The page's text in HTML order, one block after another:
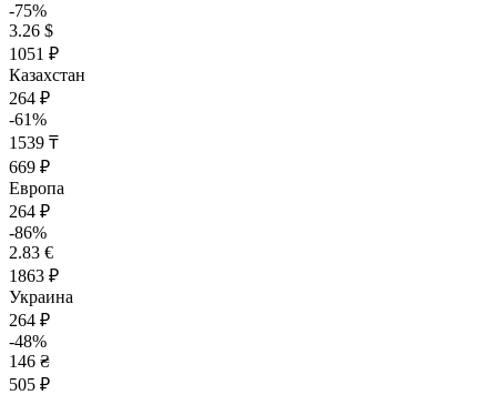
-75%
3.26 $
1051 ₽
Казахстан
264 ₽
-61%
1539 ₸
669 ₽
Европа
264 ₽
-86%
2.83 €
1863 ₽
Украина
264 ₽
-48%
146 ₴
505 ₽